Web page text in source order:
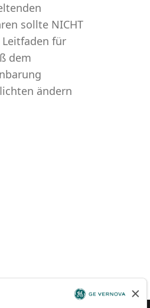
sollte NICHT
für
dem
ändern